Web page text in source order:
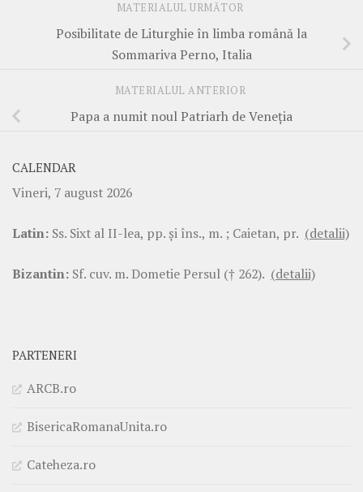
MATERIALUL URMĂTOR
Posibilitate de Liturghie în limba română la
Sommariva Perno, Italia
MATERIALUL ANTERIOR
Papa a numit noul Patriarh de Veneţia
CALENDAR
Vineri, 7 august 2026
Latin: Ss. Sixt al II-lea, pp. şi îns., m. ; Caietan, pr. (detalii)
Bizantin: Sf. cuv. m. Dometie Persul († 262). (detalii)
PARTENERI
ARCB.ro
BisericaRomanaUnita.ro
Cateheza.ro